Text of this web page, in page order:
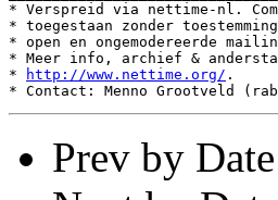
* Verspreid via nettime-nl.
* toegestaan zonder
* open en ongemodereerde
* Meer info, archief &
*
http://www.nettime.org/ .
Prev by